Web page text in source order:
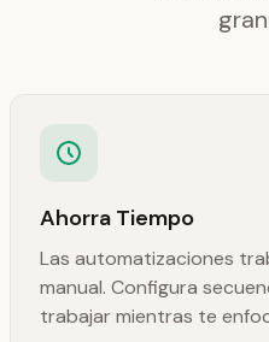
Ahorra Tiempo
Las automatizaciones
manual. Configura
trabajar mientras te